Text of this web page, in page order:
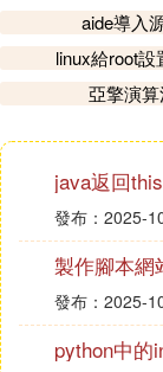
aide導入
linux給root設
亞擎演
java返回this
發布：2025-
製作腳本網
發布：2025-
python中的